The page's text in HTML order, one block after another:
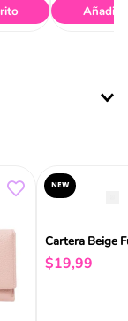
Añadir
NEW
Cartera Beige
$19,99